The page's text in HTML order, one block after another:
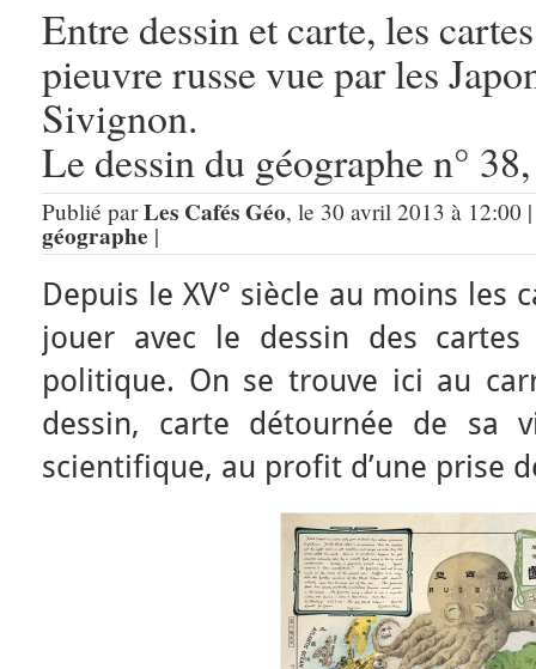
Entre dessin et carte, les
pieuvre russe vue par les
Sivignon.
Le dessin du géographe n°
Publié parLes Cafés Géo, le 30 avril 2013 à 12:00
géographe |
Depuis le XV° siècle au moins les
jouer avec le dessin des
politique. On se trouve ici au
dessin, carte détournée de sa
scientifique, au profit d’une prise